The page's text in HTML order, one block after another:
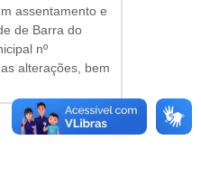
assentamento e
de Barra do
nº
alterações, bem